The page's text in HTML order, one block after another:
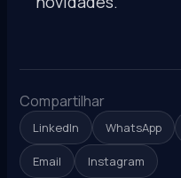
Compartilhar
LinkedIn WhatsApp
Email Instagram